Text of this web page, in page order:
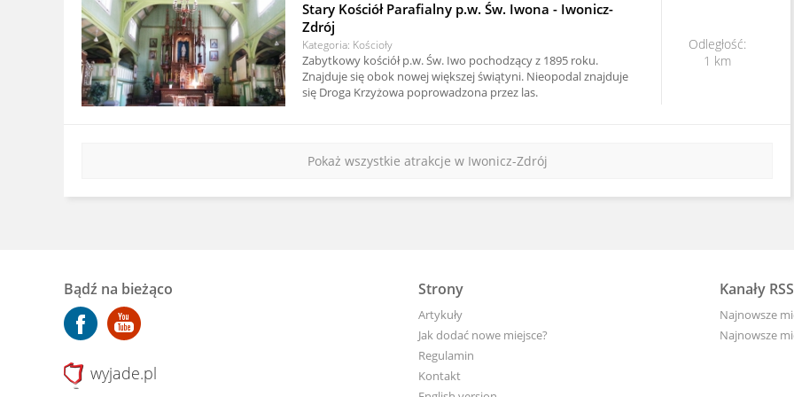
Stary Kościół Parafialny p.w. Św. Iwona - Iwonicz-
Zdrój
Kategoria: Kościoły
Zabytkowy kościół p.w. Św. Iwo pochodzący z 1895 roku.
Znajduje się obok nowej większej świątyni. Nieopodal znajduje
się Droga Krzyżowa poprowadzona przez las.
Odległość:
1 km
Pokaż wszystkie atrakcje w Iwonicz-Zdrój
Bądź na bieżąco
wyjade.pl
Strony
Artykuły
Jak dodać nowe miejsce?
Regulamin
Kontakt
Kanały RSS
Najnowsze
Najnowsze